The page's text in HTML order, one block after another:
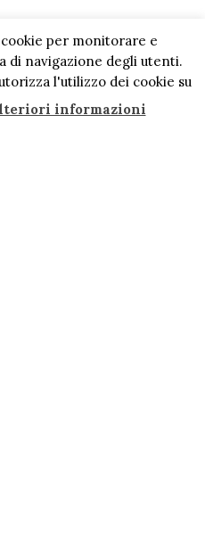
per monitorare e
di navigazione degli utenti.
l'utilizzo dei cookie su
informazioni